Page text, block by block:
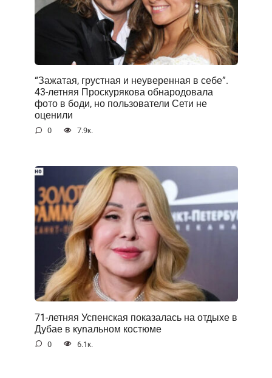
“Зажатая, грустная и неуверенная в себе”.
43-летняя Проскурякова обнародовала
фото в боди, но пользователи Сети не
оценили
0 7.9к.
71-летняя Успенская показалась на отдыхе в
Дубае в куnальном костюме
0 6.1к.